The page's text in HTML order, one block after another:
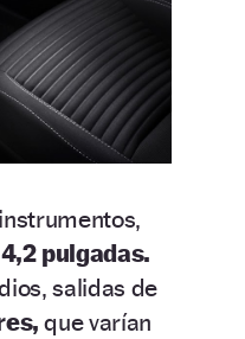
pulgadas.
salidas de
que varían